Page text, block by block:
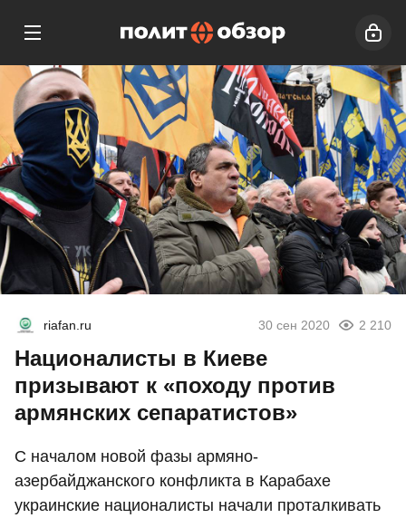
riafan.ru 30 сен 2020 2 210
Националисты в Киеве
призывают к «походу против
армянских сепаратистов»
С началом новой фазы армяно-
азербайджанского конфликта в Карабахе
украинские националисты начали проталкивать